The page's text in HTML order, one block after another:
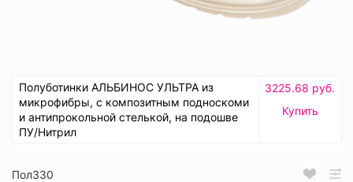
Полуботинки АЛЬБИНОС УЛЬТРА из
микрофибры, с композитным подноскоми
и антипрокольной стелькой, на подошве
ПУ/Нитрил
3225.68 руб.
Купить
Пол330